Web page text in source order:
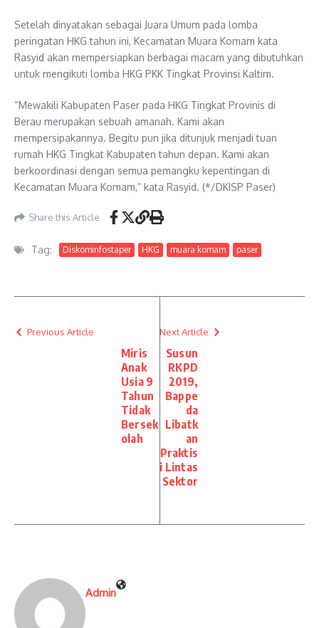
Setelah dinyatakan sebagai Juara Umum pada lomba
peringatan HKG tahun ini, Kecamatan Muara Komam kata
Rasyid akan mempersiapkan berbagai macam yang dibutuhkan
untuk mengikuti lomba HKG PKK Tingkat Provinsi Kaltim.
“Mewakili Kabupaten Paser pada HKG Tingkat Provinis di
Berau merupakan sebuah amanah. Kami akan
mempersipakannya. Begitu pun jika ditunjuk menjadi tuan
rumah HKG Tingkat Kabupaten tahun depan. Kami akan
berkoordinasi dengan semua pemangku kepentingan di
Kecamatan Muara Komam,” kata Rasyid. (*/DKISP Paser)
Share this Article
Tag: Diskominfostaper HKG muara komam paser
Previous Article
Miris
Anak
Usia 9
Tahun
Tidak
Bersek
olah
Next Article
Susun
RKPD
2019,
Bappe
da
Libatk
an
Praktis
i Lintas
Sektor
Admin